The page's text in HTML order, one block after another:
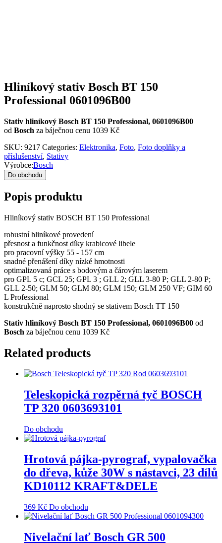
Hliníkový stativ Bosch BT 150
Professional 0601096B00
Stativ hliníkový Bosch BT 150 Professional, 0601096B00
od Bosch za báječnou cenu 1039 Kč
SKU: 9217 Categories: Elektronika, Foto, Foto doplňky a
příslušenství, Stativy
Výrobce:Bosch
Do obchodu
Popis produktu
Hliníkový stativ BOSCH BT 150 Professional
robustní hliníkové provedení
přesnost a funkčnost díky krabicové libele
pro pracovní výšky 55 - 157 cm
snadné přenášení díky nízké hmotnosti
optimalizovaná práce s bodovým a čárovým laserem
pro GPL 5 c; GCL 25; GPL 3 ; GLL 2; GLL 3-80 P; GLL 2-80 P;
GLL 2-50; GLM 50; GLM 80; GLM 150; GLM 250 VF; GIM 60
L Professional
konstrukčně naprosto shodný se stativem Bosch TT 150
Stativ hliníkový Bosch BT 150 Professional, 0601096B00 od
Bosch za báječnou cenu 1039 Kč
Related products
Teleskopická rozpěrná tyč BOSCH
TP 320 0603693101
Do obchodu
Hrotová pájka-pyrograf, vypalovačka
do dřeva, kůže 30W s nástavci, 23 dílů
KD10112 KRAFT&DELE
369 Kč Do obchodu
Nivelační lať Bosch GR 500